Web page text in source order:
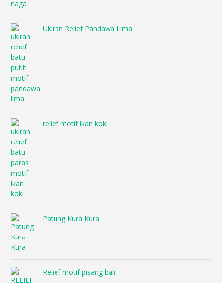
Ukiran Relief Pandawa Lima
relief motif ikan koki
Patung Kura Kura
Relief motif pisang bali